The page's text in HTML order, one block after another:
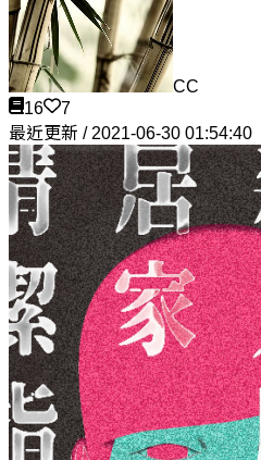
CC
16
7
最近更新 / 2021-06-30 01:54:40